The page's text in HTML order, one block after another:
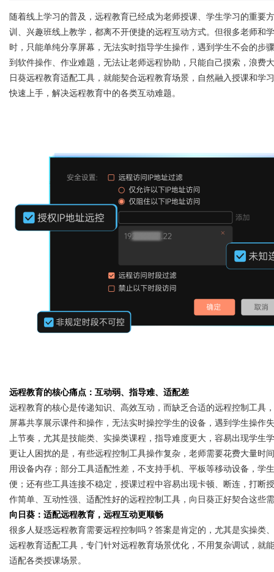
ar
随着线上学习的普及，远程教育已经成为老师授课、学生学习的重要
训、兴趣班线上教学，都离不开便捷的远程互动方式。但很多老师和
时，只能单纯分享屏幕，无法实时指导学生操作，遇到学生不会的步
到软件操作、作业难题，无法让老师远程协助，只能自己摸索，浪费
日葵远程教育适配工具，就能契合远程教育场景，自然融入授课和学
快速上手，解决远程教育中的各类互动难题。
远程教育的核心痛点：互动弱、指导难、适配差
远程教育的核心是传递知识、高效互动，而缺乏合适的远程控制工具
屏幕共享展示课件和操作，无法实时操控学生的设备，遇到学生操作
上节奏，尤其是技能类、实操类课程，指导难度更大，容易出现学生
更让人困扰的是，有些远程控制工具操作复杂，老师需要花费大量时
用设备内存；部分工具适配性差，不支持手机、平板等移动设备，学
便；还有些工具连接不稳定，授课过程中容易出现卡顿、断连，打断
作简单、互动性强、适配性好的远程控制工具，向日葵正好契合这些
向日葵：适配远程教育，远程互动更顺畅
很多人疑惑远程教育需要远程控制吗？答案是肯定的，尤其是实操类
远程教育适配工具，专门针对远程教育场景优化，不用复杂调试，就
适配各类授课场景。
配眼镜 武汉配眼镜 上海配眼镜